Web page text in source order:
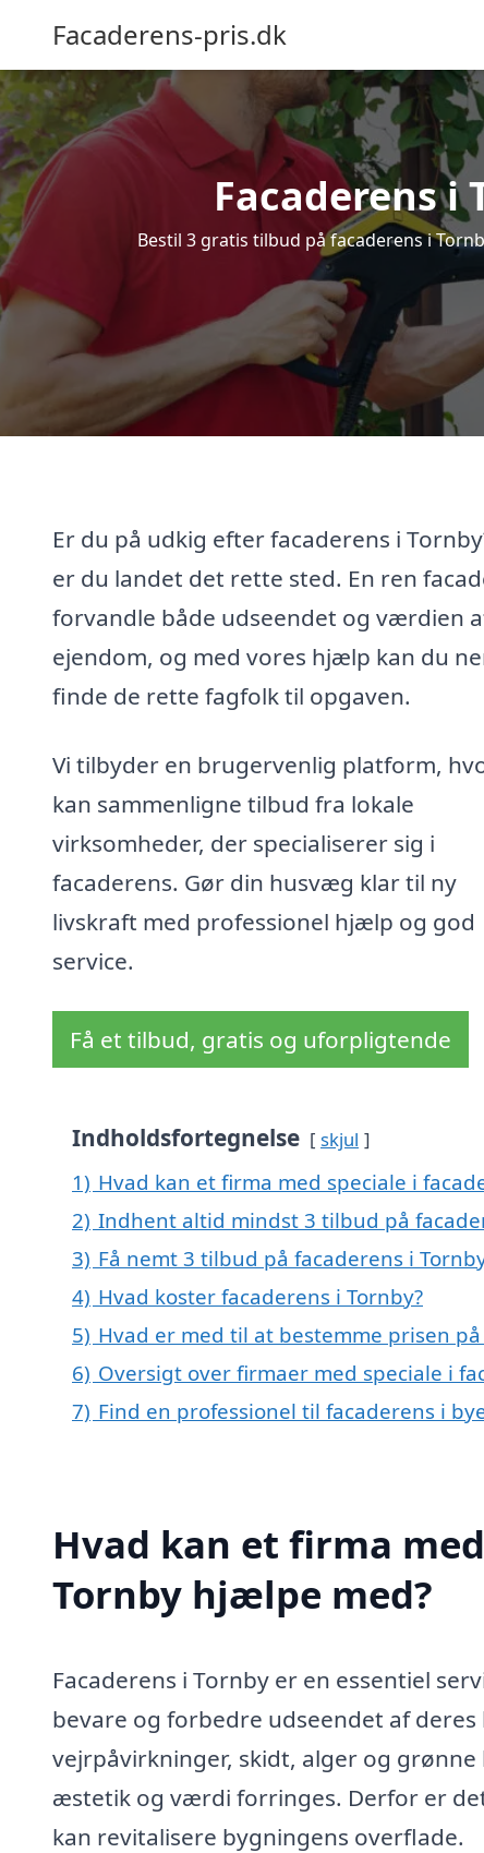
Facaderens-pris.dk
Facaderens
Bestil 3 gratis tilbud på facaderens i
Er du på udkig efter facaderens i
er du landet det rette sted. En ren
forvandle både udseendet og værdien
ejendom, og med vores hjælp kan du
finde de rette fagfolk til opgaven.
Vi tilbyder en brugervenlig platform,
kan sammenligne tilbud fra lokale
virksomheder, der specialiserer sig i
facaderens. Gør din husvæg klar til ny
livskraft med professionel hjælp og god
service.
Få et tilbud, gratis og uforpligtende
Indholdsfortegnelse skjul
1) Hvad kan et firma med speciale i
2) Indhent altid mindst 3 tilbud på
3) Få nemt 3 tilbud på facaderens i
4) Hvad koster facaderens i Tornby?
5) Hvad er med til at bestemme prisen
6) Oversigt over firmaer med speciale i
7) Find en professionel til facaderens i
Hvad kan et firma
Tornby hjælpe med?
Facaderens i Tornby er en essentiel
bevare og forbedre udseendet af
vejrpåvirkninger, skidt, alger og
æstetik og værdi forringes. Derfor er
kan revitalisere bygningens overflade.